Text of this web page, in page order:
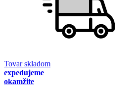
Tovar skladom
expedujeme
okamžite